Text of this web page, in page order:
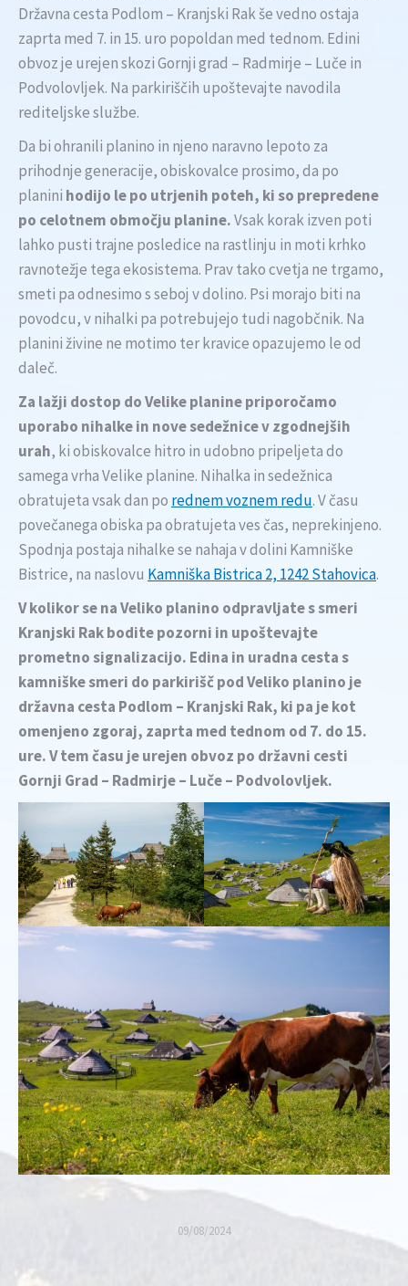
Državna cesta Podlom – Kranjski Rak še vedno ostaja
zaprta med 7. in 15. uro popoldan med tednom. Edini
obvoz je urejen skozi Gornji grad – Radmirje – Luče in
Podvolovljek. Na parkiriščih upoštevajte navodila
rediteljske službe.
Da bi ohranili planino in njeno naravno lepoto za
prihodnje generacije, obiskovalce prosimo, da po
planini hodijo le po utrjenih poteh, ki so prepredene
po celotnem območju planine.Vsak korak izven poti
lahko pusti trajne posledice na rastlinju in moti krhko
ravnotežje tega ekosistema. Prav tako cvetja ne trgamo,
smeti pa odnesimo s seboj v dolino. Psi morajo biti na
povodcu, v nihalki pa potrebujejo tudi nagobčnik. Na
planini živine ne motimo ter kravice opazujemo le od
daleč.
Za lažji dostop do Velike planine priporočamo
uporabo nihalke in nove sedežnice v zgodnejših
urah, ki obiskovalce hitro in udobno pripeljeta do
samega vrha Velike planine. Nihalka in sedežnica
obratujeta vsak dan po rednem voznem redu. V času
povečanega obiska pa obratujeta ves čas, neprekinjeno.
Spodnja postaja nihalke se nahaja v dolini Kamniške
Bistrice, na naslovu Kamniška Bistrica 2, 1242 Stahovica.
V kolikor se na Veliko planino odpravljate s smeri
Kranjski Rak bodite pozorni in upoštevajte
prometno signalizacijo. Edina in uradna cesta s
kamniške smeri do parkirišč pod Veliko planino je
državna cesta Podlom – Kranjski Rak, ki pa je kot
omenjeno zgoraj, zaprta med tednom od 7. do 15.
ure. V tem času je urejen obvoz po državni cesti
Gornji Grad – Radmirje – Luče – Podvolovljek.
09/08/2024